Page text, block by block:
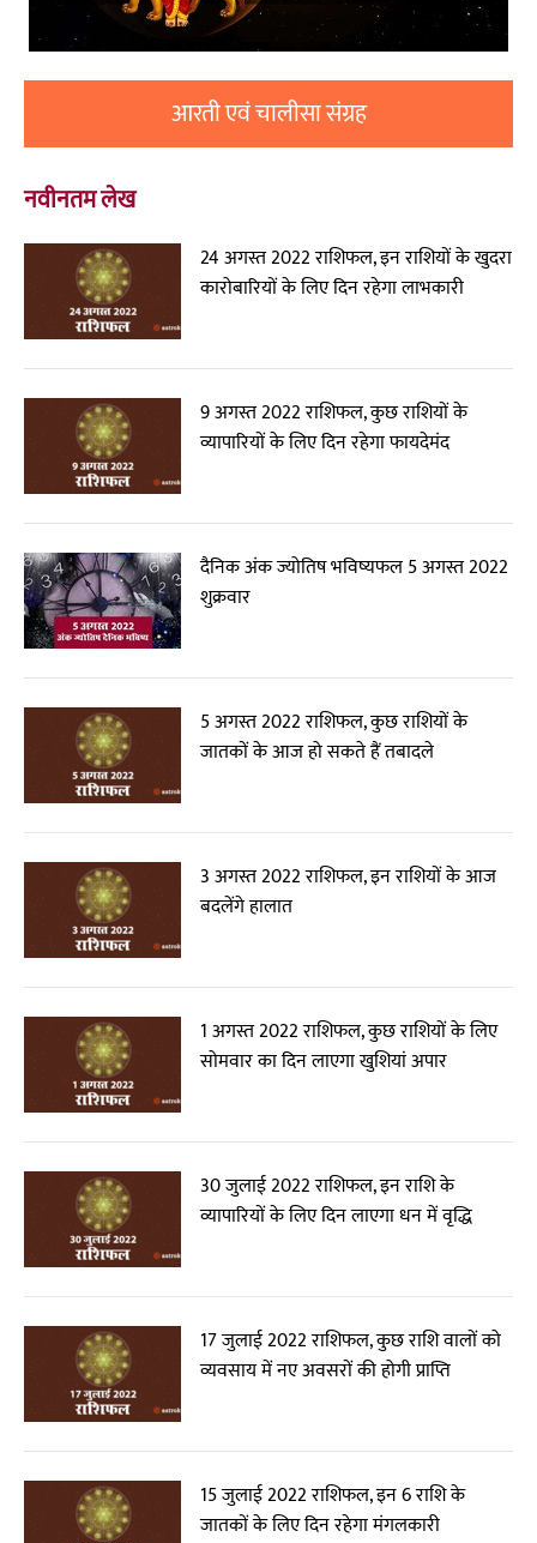
आरती एवं चालीसा संग्रह
नवीनतम लेख
24 अगस्त 2022 राशिफल, इन राशियों के खुदरा
कारोबारियों के लिए दिन रहेगा लाभकारी
9 अगस्त 2022 राशिफल, कुछ राशियों के
व्यापारियों के लिए दिन रहेगा फायदेमंद
दैनिक अंक ज्योतिष भविष्यफल 5 अगस्त 2022
शुक्रवार
5 अगस्त 2022 राशिफल, कुछ राशियों के
जातकों के आज हो सकते हैं तबादले
3 अगस्त 2022 राशिफल, इन राशियों के आज
बदलेंगे हालात
1 अगस्त 2022 राशिफल, कुछ राशियों के लिए
सोमवार का दिन लाएगा खुशियां अपार
30 जुलाई 2022 राशिफल, इन राशि के
व्यापारियों के लिए दिन लाएगा धन में वृद्धि
17 जुलाई 2022 राशिफल, कुछ राशि वालों को
व्यवसाय में नए अवसरों की होगी प्राप्ति
15 जुलाई 2022 राशिफल, इन 6 राशि के
जातकों के लिए दिन रहेगा मंगलकारी